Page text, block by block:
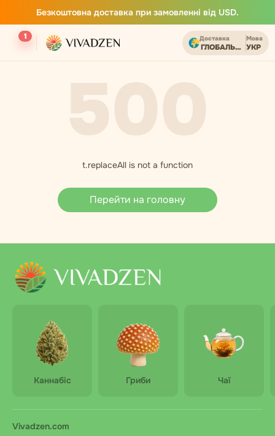
Безкоштовна доставка при замовленні від USD.
1 Доставка
ГЛОБАЛЬНИЙ
Мова
УКР
t.replaceAll is not a function
Перейти на головну
Каннабіс Гриби Чаї
Vivadzen.com